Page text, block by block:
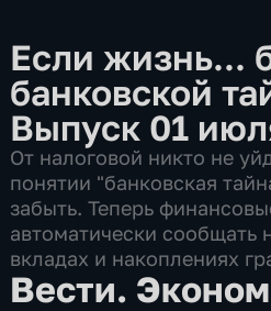
Если жизнь...
банковской
Выпуск 01
От налоговой никто не
понятии "банковская
забыть. Теперь
автоматически сообщать
вкладах и накоплениях
Вести.